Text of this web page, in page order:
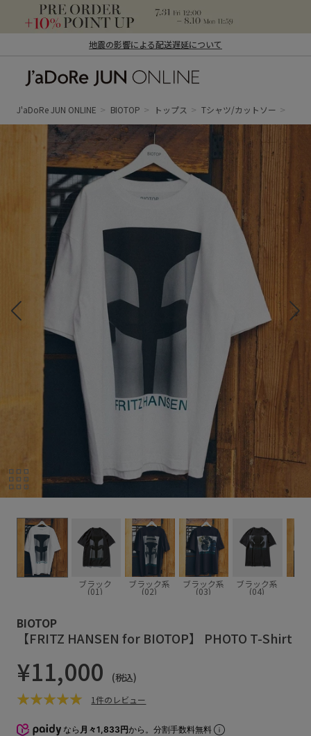
地震の影響による配送遅延について
ン オンライン）
J'aDoRe JUN ONLINE BIOTOP トップス Tシャツ/カットソー
ブラック
(01)
ブラック系
(02)
ブラック系
(03)
ブラック系
(04)
BIOTOP
【FRITZ HANSEN for BIOTOP】 PHOTO T-Shirt
¥11,000 (税込)
1件のレビュー
なら 月々1,833円から。分割手数料無料